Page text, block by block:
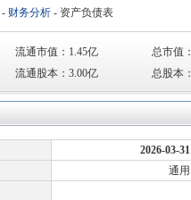
- 财务分析 - 资产负债表
流通市值： 1.45亿 总市值：
流通股本： 3.00亿 总股本：
2026-03-31
通用